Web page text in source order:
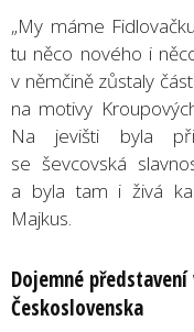
„My máme
tu něco nového i
v němčině zůstaly
na motivy
Na jevišti byla
se ševcovská
a byla tam i živá
Majkus.
Dojemné
Československa